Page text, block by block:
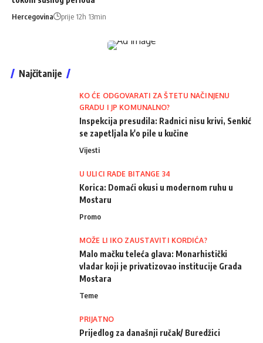
Hercegovina prije 12h 13min
Najčitanije
KO ĆE ODGOVARATI ZA ŠTETU NAČINJENU
GRADU I JP KOMUNALNO?
Inspekcija presudila: Radnici nisu krivi, Senkić
se zapetljala k'o pile u kučine
Vijesti
U ULICI RADE BITANGE 34
Korica: Domaći okusi u modernom ruhu u
Mostaru
Promo
MOŽE LI IKO ZAUSTAVITI KORDIĆA?
Malo mačku teleća glava: Monarhistički
vladar koji je privatizovao institucije Grada
Mostara
Teme
PRIJATNO
Prijedlog za današnji ručak/ Buredžici